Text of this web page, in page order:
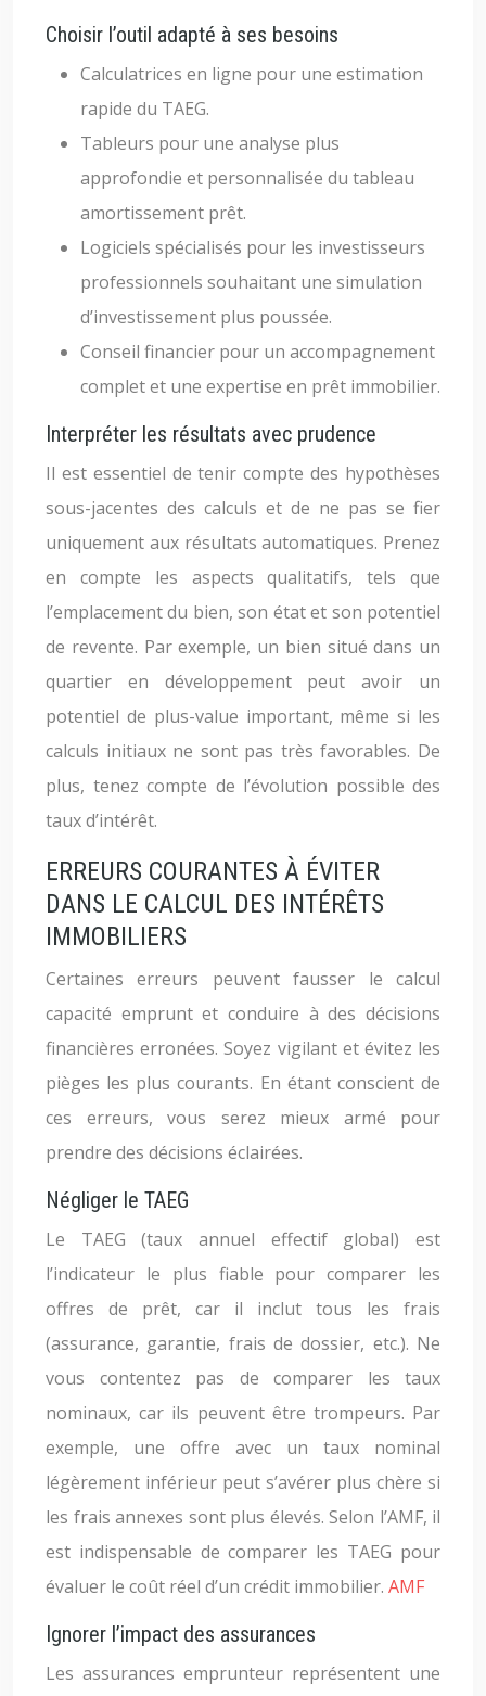
Choisir l’outil adapté à ses besoins
Calculatrices en ligne pour une estimation
rapide du TAEG.
Tableurs pour une analyse plus
approfondie et personnalisée du tableau
amortissement prêt.
Logiciels spécialisés pour les investisseurs
professionnels souhaitant une simulation
d’investissement plus poussée.
Conseil financier pour un accompagnement
complet et une expertise en prêt immobilier.
Interpréter les résultats avec prudence
Il est essentiel de tenir compte des hypothèses
sous-jacentes des calculs et de ne pas se fier
uniquement aux résultats automatiques. Prenez
en compte les aspects qualitatifs, tels que
l’emplacement du bien, son état et son potentiel
de revente. Par exemple, un bien situé dans un
quartier en développement peut avoir un
potentiel de plus-value important, même si les
calculs initiaux ne sont pas très favorables. De
plus, tenez compte de l’évolution possible des
taux d’intérêt.
ERREURS COURANTES À ÉVITER
DANS LE CALCUL DES INTÉRÊTS
IMMOBILIERS
Certaines erreurs peuvent fausser le calcul
capacité emprunt et conduire à des décisions
financières erronées. Soyez vigilant et évitez les
pièges les plus courants. En étant conscient de
ces erreurs, vous serez mieux armé pour
prendre des décisions éclairées.
Négliger le TAEG
Le TAEG (taux annuel effectif global) est
l’indicateur le plus fiable pour comparer les
offres de prêt, car il inclut tous les frais
(assurance, garantie, frais de dossier, etc.). Ne
vous contentez pas de comparer les taux
nominaux, car ils peuvent être trompeurs. Par
exemple, une offre avec un taux nominal
légèrement inférieur peut s’avérer plus chère si
les frais annexes sont plus élevés. Selon l’AMF, il
est indispensable de comparer les TAEG pour
évaluer le coût réel d’un crédit immobilier. AMF
Ignorer l’impact des assurances
Les assurances emprunteur représentent une